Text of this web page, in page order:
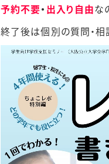
予約不要・ 出入り自由な
終了後は個別の質問・相